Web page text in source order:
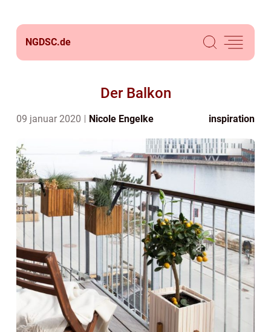
NGDSC.de
Der Balkon
09 januar 2020 Nicole Engelke inspiration